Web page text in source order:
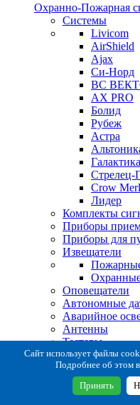
Охранно-Пожарная
Системы
Livicom
AirShield
Ajax
Си-Норд
ВС
AX PRO
Болид
Рубеж
Астра
Галактика
Crow
Лидер
Комплекты
Приборы
Приборы для
Извещатели
Оповещатели
Автономные
Аварийное
Антенны
Тестеры
Система сбора
Расходные и
Коробки
Сайт использует файлы
Подробнее об этом
Принять